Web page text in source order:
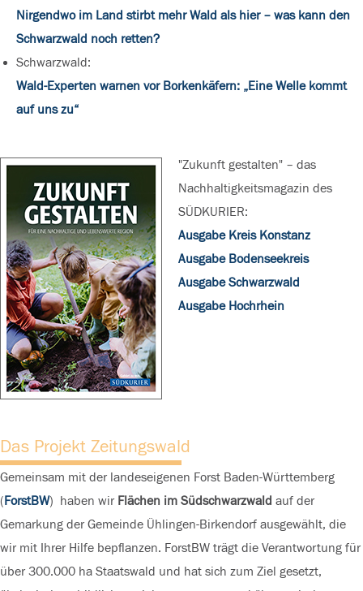
Nirgendwo im Land stirbt mehr Wald als hier – was kann den
Schwarzwald noch retten?
Schwarzwald:
Wald-Experten warnen vor Borkenkäfern: „Eine Welle kommt
auf uns zu“
"Zukunft gestalten" – das
Nachhaltigkeitsmagazin des
SÜDKURIER:
Ausgabe Kreis Konstanz
Ausgabe Bodenseekreis
Ausgabe Schwarzwald
Ausgabe Hochrhein
Das Projekt Zeitungswald
Gemeinsam mit der landeseigenen Forst Baden-Württemberg
(ForstBW) haben wir Flächen im Südschwarzwald auf der
Gemarkung der Gemeinde Ühlingen-Birkendorf ausgewählt, die
wir mit Ihrer Hilfe bepflanzen. ForstBW trägt die Verantwortung für
über 300.000 ha Staatswald und hat sich zum Ziel gesetzt,